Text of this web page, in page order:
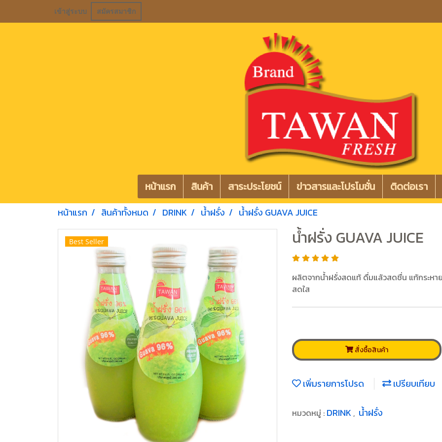
เข้าสู่ระบบ สมัครสมาชิก
หน้าแรก สินค้า สาระประโยชน์ ข่าวสารและโปรโมชั่น ติดต่อเรา
หน้าแรก สินค้าทั้งหมด DRINK น้ำฝรั่ง น้ำฝรั่ง GUAVA JUICE
Best Seller น้ำฝรั่ง GUAVA JUICE
ผลิตจากน้ำฝรั่งสดแท้ ดื่มแล้วสดชื่น แก้กระหา
สดใส
สั่งซื้อสินค้า
เพิ่มรายการโปรด เปรียบเทียบ
หมวดหมู่ : DRINK , น้ำฝรั่ง